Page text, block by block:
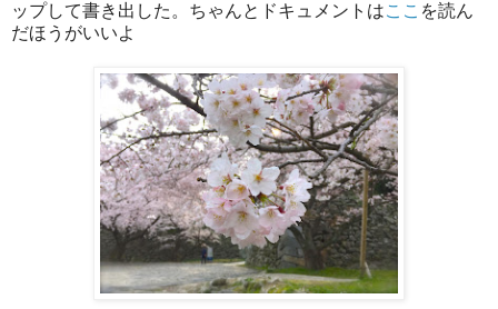
ップして書き出した。ちゃんとドキュメントはここ を読ん
だほうがいいよ